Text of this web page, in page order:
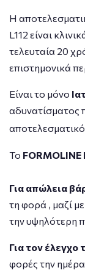
Η
L112 είναι
τελευταία 20
επιστημονικά
Είναι το μόνο
αδυνατίσματος
Το FORMOLINE
Για απώλεια
τη φορά , μαζί
την υψηλότερη
Για τον έλεγχο
φορές την